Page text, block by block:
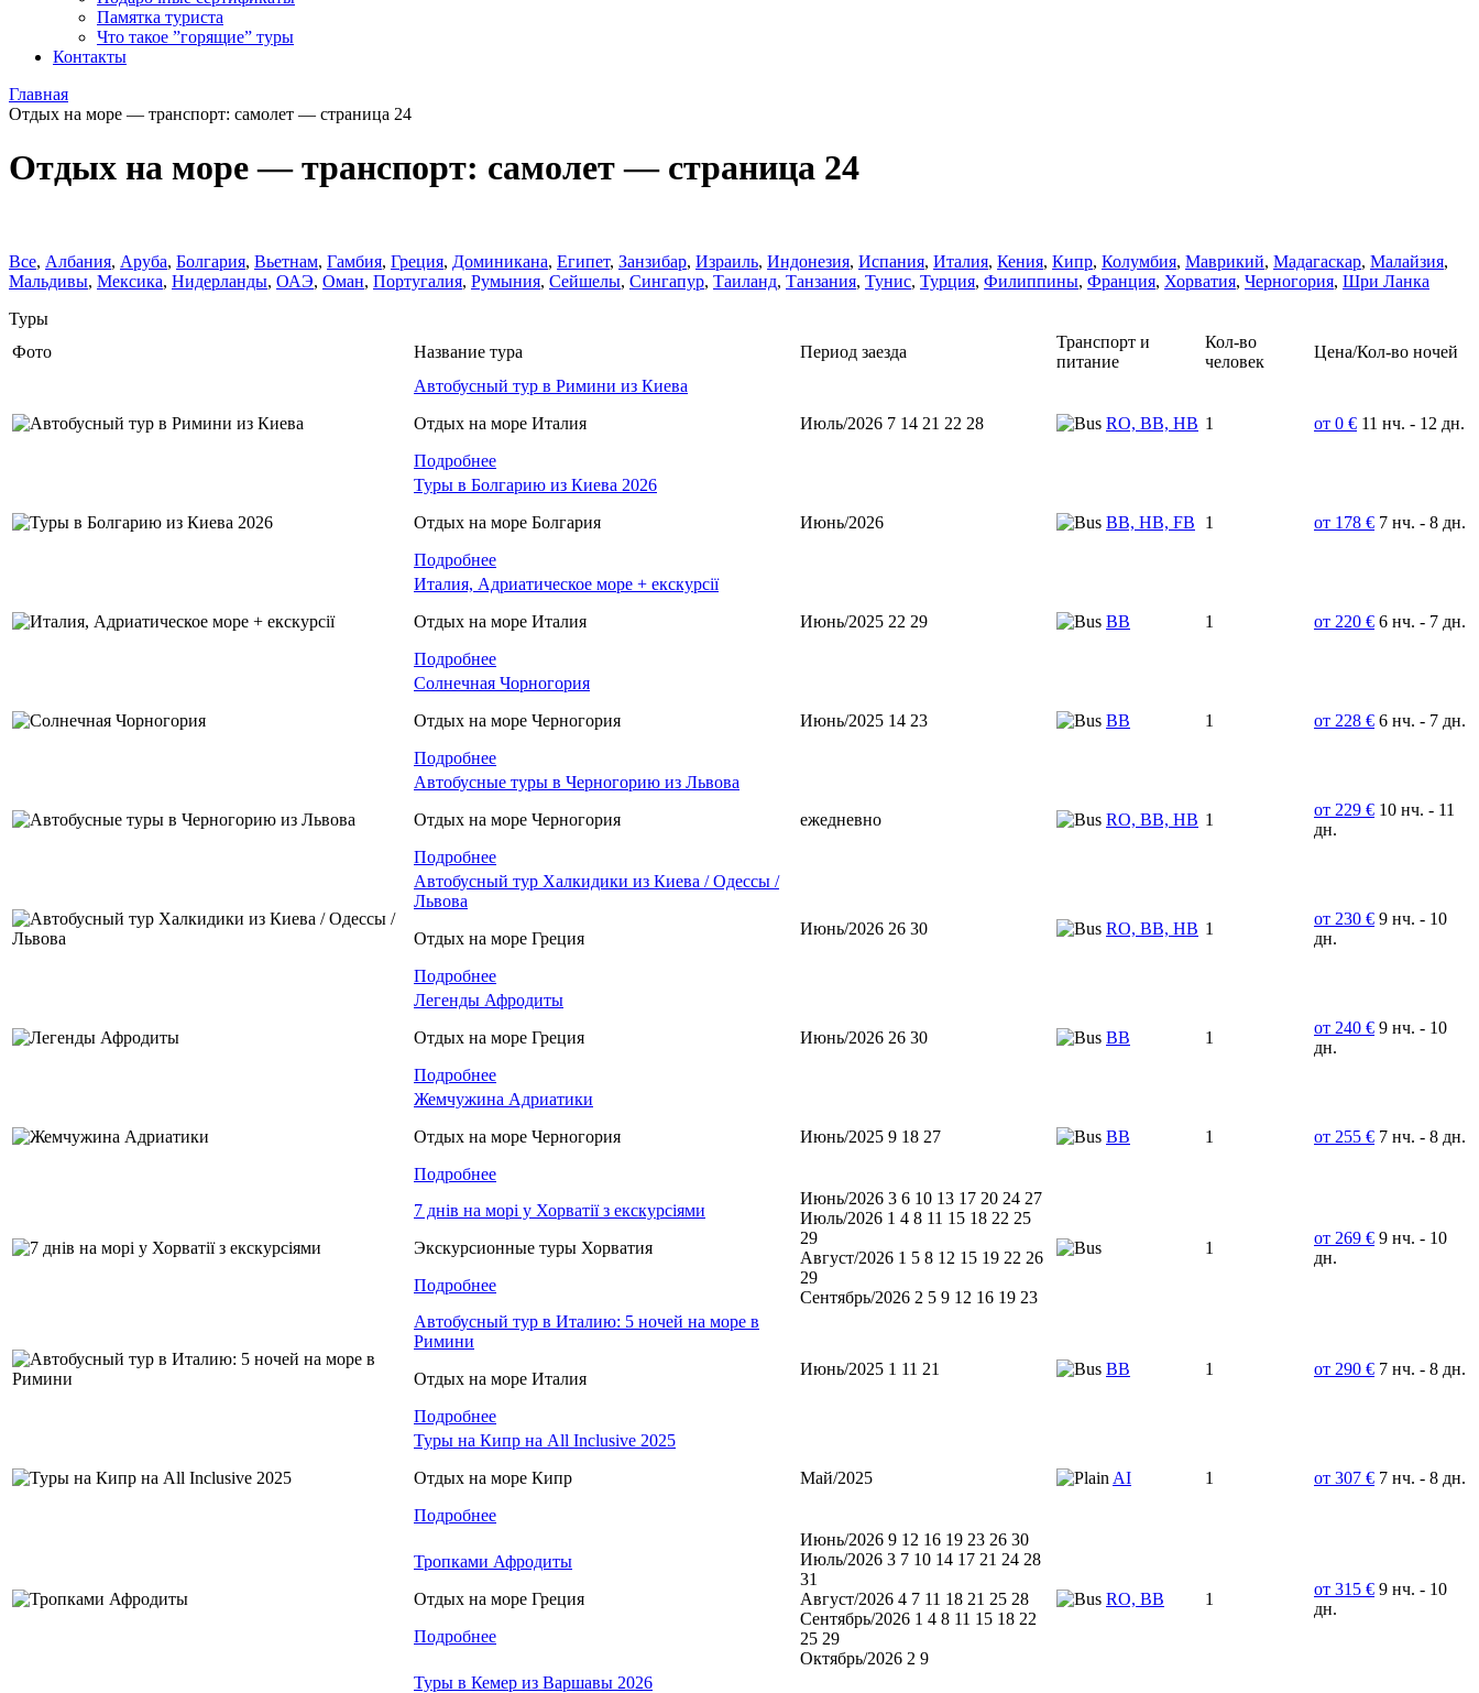
Памятка туриста
Что такое ”горящие” туры
Контакты
Главная
Отдых на море — транспорт: самолет — страница 24
Отдых на море — транспорт: самолет — страница 24
Все, Албания, Аруба, Болгария, Вьетнам, Гамбия, Греция, Доминиканa, Египет, Занзибар, Израиль, Индонезия, Испания, Италия, Кения, Кипр, Колумбия, Маврикий, Мадагаскар, Малайзия,
Мальдивы, Мексика, Нидерланды, ОАЭ, Оман, Португалия, Румыния, Сейшелы, Сингапур, Таиланд, Танзания, Тунис, Турция, Филиппины, Франция, Хорватия, Черногория, Шри Ланка
Туры
Фото
Название тура Период заезда
Транспорт и
питание
Кол-во
человек
Цена/Кол-во ночей
Автобусный тур в Римини из Киева
Отдых на море Италия
Подробнее
Июль/2026 7 14 21 22 28 RO, BB, HB 1 от 0 € 11 нч. - 12 дн.
Туры в Болгарию из Киева 2026
Отдых на море Болгария
Подробнее
Июнь/2026 BB, HB, FB 1 от 178 € 7 нч. - 8 дн.
Италия, Адриатическое море + екскурсії
Отдых на море Италия
Подробнее
Июнь/2025 22 29 BB 1 от 220 € 6 нч. - 7 дн.
Солнечная Чорногория
Отдых на море Черногория
Подробнее
Июнь/2025 14 23 BB 1 от 228 € 6 нч. - 7 дн.
Автобусные туры в Черногорию из Львова
Отдых на море Черногория
Подробнее
ежедневно RO, BB, HB 1
от 229 € 10 нч. - 11
дн.
Автобусный тур Халкидики из Киева / Одессы /
Львова
Отдых на море Греция
Подробнее
Июнь/2026 26 30 RO, BB, HB 1
от 230 € 9 нч. - 10
дн.
Легенды Афродиты
Отдых на море Греция
Подробнее
Июнь/2026 26 30 ВВ 1
от 240 € 9 нч. - 10
дн.
Жемчужина Адриатики
Отдых на море Черногория
Подробнее
Июнь/2025 9 18 27 BB 1 от 255 € 7 нч. - 8 дн.
7 днів на морі у Хорватії з екскурсіями
Экскурсионные туры Хорватия
Подробнее
Июнь/2026 3 6 10 13 17 20 24 27
Июль/2026 1 4 8 11 15 18 22 25
29
Август/2026 1 5 8 12 15 19 22 26
29
Сентябрь/2026 2 5 9 12 16 19 23
1
от 269 € 9 нч. - 10
дн.
Автобусный тур в Италию: 5 ночей на море в
Римини
Отдых на море Италия
Подробнее
Июнь/2025 1 11 21 ВВ 1 от 290 € 7 нч. - 8 дн.
Туры на Кипр на All Inclusive 2025
Отдых на море Кипр
Подробнее
Май/2025 AI 1 от 307 € 7 нч. - 8 дн.
Тропками Афродиты
Отдых на море Греция
Подробнее
Июнь/2026 9 12 16 19 23 26 30
Июль/2026 3 7 10 14 17 21 24 28
31
Август/2026 4 7 11 18 21 25 28
Сентябрь/2026 1 4 8 11 15 18 22
25 29
Октябрь/2026 2 9
RO, BB 1
от 315 € 9 нч. - 10
дн.
Туры в Кемер из Варшавы 2026